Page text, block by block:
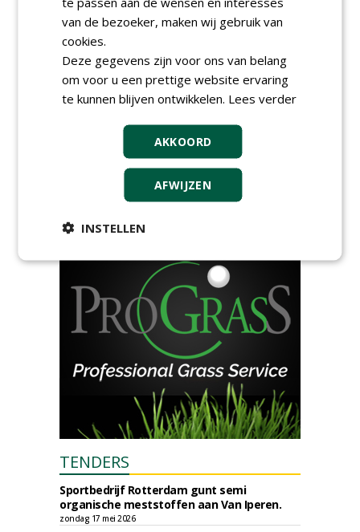
AGENDA
HAS start nieuwe opleiding
Hoofdgreenkeeper
donderdag 24 september 2026
Save the Date: Green Gala op
woensdag 2 december
woensdag 2 december 2026
European Greenkeeping
Summit 2027
TENDERS
Sportbedrijf Rotterdam gunt semi
organische meststoffen aan Van Iperen.
zondag 17 mei 2026
van de bezoeker, maken wij gebruik van
cookies.
Deze gegevens zijn voor ons van belang
om voor u een prettige website ervaring
te kunnen blijven ontwikkelen. Lees verder
AKKOORD
AFWIJZEN
INSTELLEN